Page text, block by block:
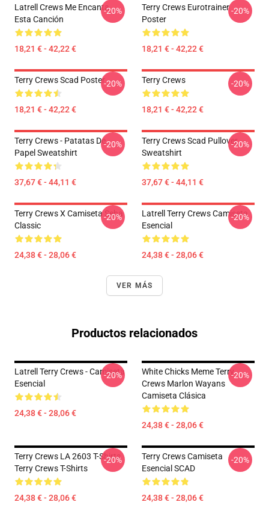
Latrell Crews Me Encanta
Esta Canción
18,21 € - 42,22 €
-20%
Terry Crews Eurotrainer
Poster
18,21 € - 42,22 €
-20%
Terry Crews Scad Poster
18,21 € - 42,22 €
-20% Terry Crews
18,21 € - 42,22 €
-20%
Terry Crews - Patatas De
Papel Sweatshirt
37,67 € - 44,11 €
-20%
Terry Crews Scad Pullover
Sweatshirt
37,67 € - 44,11 €
-20%
Terry Crews X Camiseta Seba
Classic
24,38 € - 28,06 €
-20%
Latrell Terry Crews Camiseta
Esencial
24,38 € - 28,06 €
-20%
VER MÁS
Productos relacionados
Latrell Terry Crews - Camiseta
Esencial
24,38 € - 28,06 €
-20%
White Chicks Meme Terry
Crews Marlon Wayans
Camiseta Clásica
24,38 € - 28,06 €
-20%
Terry Crews LA 2603 T-Shirts
Terry Crews T-Shirts
24,38 € - 28,06 €
-20%
Terry Crews Camiseta
Esencial SCAD
24,38 € - 28,06 €
-20%